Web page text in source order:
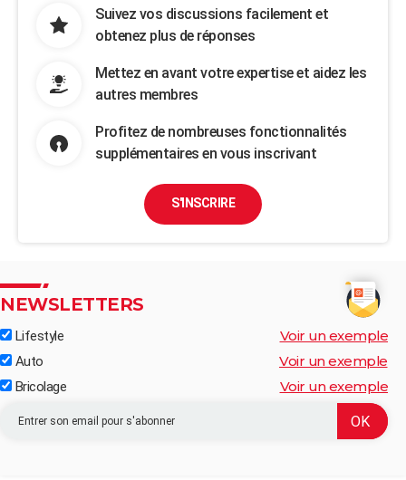
Suivez vos discussions facilement et
obtenez plus de réponses
Mettez en avant votre expertise et aidez les
autres membres
Profitez de nombreuses fonctionnalités
supplémentaires en vous inscrivant
S'INSCRIRE
NEWSLETTERS
Lifestyle Voir un exemple
Auto Voir un exemple
Bricolage Voir un exemple